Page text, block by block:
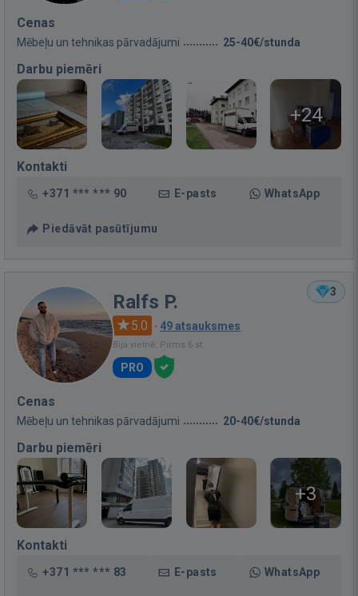
Cenas
Mēbeļu un tehnikas pārvadājumi 25-40€/stunda
Darbu piemēri
+24
Kontakti
+371 *** *** 90 E-pasts WhatsApp
Piedāvāt pasūtījumu
3
Ralfs P.
5.0 · 49 atsauksmes
Bija vietnē: Pirms 6 st.
PRO
Cenas
Mēbeļu un tehnikas pārvadājumi 20-40€/stunda
Darbu piemēri
+3
Kontakti
+371 *** *** 83 E-pasts WhatsApp